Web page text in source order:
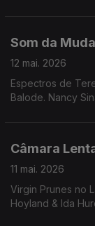
Som da
12 mai. 2026
Espectros de
Balode. Nancy
Câmara
11 mai. 2026
Virgin Prunes no
Hoyland & Ida